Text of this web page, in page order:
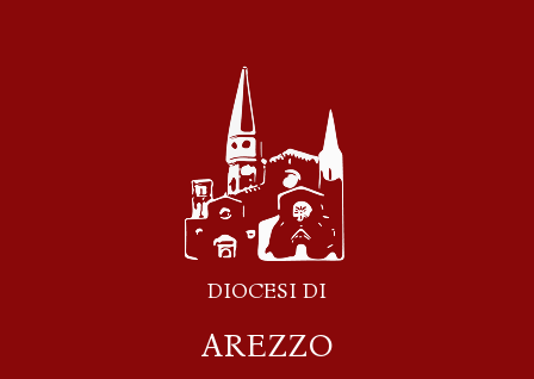
DIOCESI DI
AREZZO